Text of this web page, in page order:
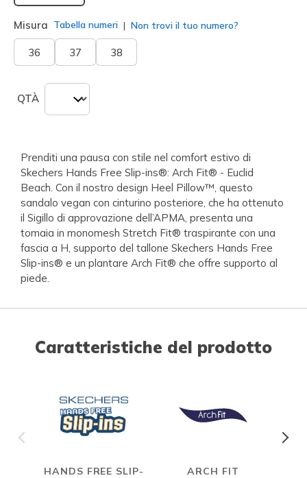
Misura Tabella numeri Non trovi il tuo numero?
36 37 38
QTÀ
Prenditi una pausa con stile nel comfort estivo di
Skechers Hands Free Slip-ins®: Arch Fit® - Euclid
Beach. Con il nostro design Heel Pillow™, questo
sandalo vegan con cinturino posteriore, che ha ottenuto
il Sigillo di approvazione dell’APMA, presenta una
tomaia in monomesh Stretch Fit® traspirante con una
fascia a H, supporto del tallone Skechers Hands Free
Slip-ins® e un plantare Arch Fit® che offre supporto al
piede.
Caratteristiche del prodotto
HANDS FREE SLIP-
ARCH FIT